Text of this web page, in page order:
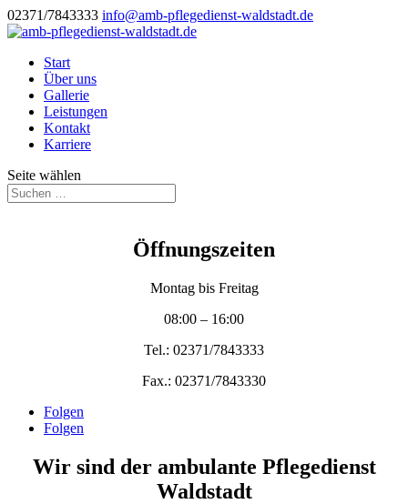
02371/7843333 info@amb-pflegedienst-waldstadt.de
Start
Über uns
Gallerie
Leistungen
Kontakt
Karriere
Seite wählen
Öffnungszeiten
Montag bis Freitag
08:00 – 16:00
Tel.: 02371/7843333
Fax.: 02371/7843330
Folgen
Folgen
Wir sind der ambulante Pflegedienst
Waldstadt